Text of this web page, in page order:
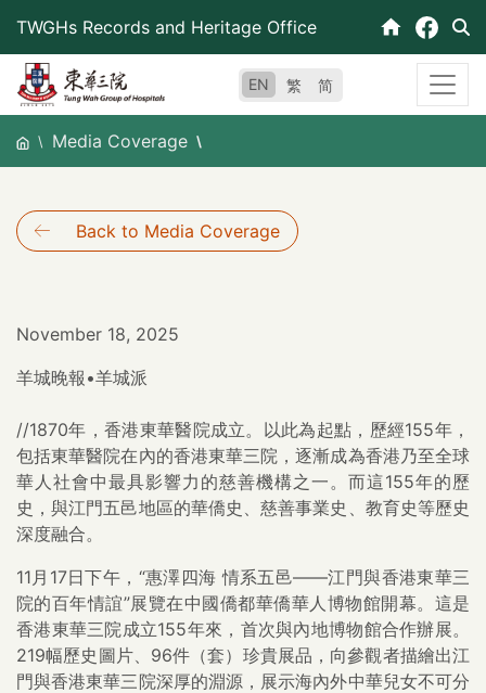
content
TWGHs Records and Heritage Office
EN 繁 简
Media Coverage
Back to Media Coverage
November 18, 2025
羊城晚報•羊城派
//1870年，香港東華醫院成立。以此為起點，歷經155年，
包括東華醫院在內的香港東華三院，逐漸成為香港乃至全球
華人社會中最具影響力的慈善機構之一。而這155年的歷
史，與江門五邑地區的華僑史、慈善事業史、教育史等歷史
深度融合。
11月17日下午，“惠澤四海 情系五邑——江門與香港東華三
院的百年情誼”展覽在中國僑都華僑華人博物館開幕。這是
香港東華三院成立155年來，首次與內地博物館合作辦展。
219幅歷史圖片、96件（套）珍貴展品，向參觀者描繪出江
門與香港東華三院深厚的淵源，展示海內外中華兒女不可分